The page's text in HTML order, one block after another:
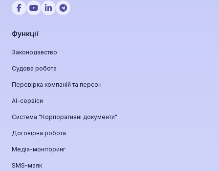
Функції
Законодавство
Судова робота
Перевірка компаній та персон
АІ-сервіси
Система "Корпоративні документи"
Договірна робота
Медіа-моніторинг
SMS-маяк